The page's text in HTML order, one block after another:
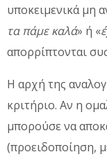
υποκειμενικά μη
τα πάμε καλά» ή «
απορρίπτονται
Η αρχή της
κριτήριο. Αν η
μπορούσε να
(προειδοποίηση,